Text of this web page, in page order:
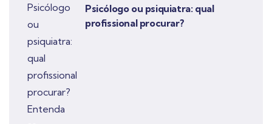
Psicólogo ou psiquiatra: qual
profissional procurar?